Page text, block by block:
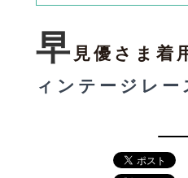
早 見優さま着
ィンテージレ